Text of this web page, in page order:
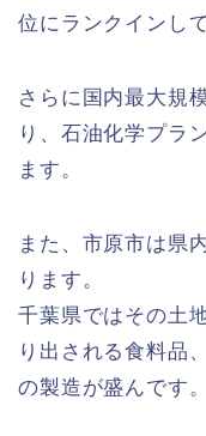
位にランクインし
さらに国内最大規
り、石油化学プラ
ます。
また、市原市は県
ります。
千葉県ではその土
り出される食料品
の製造が盛んです。